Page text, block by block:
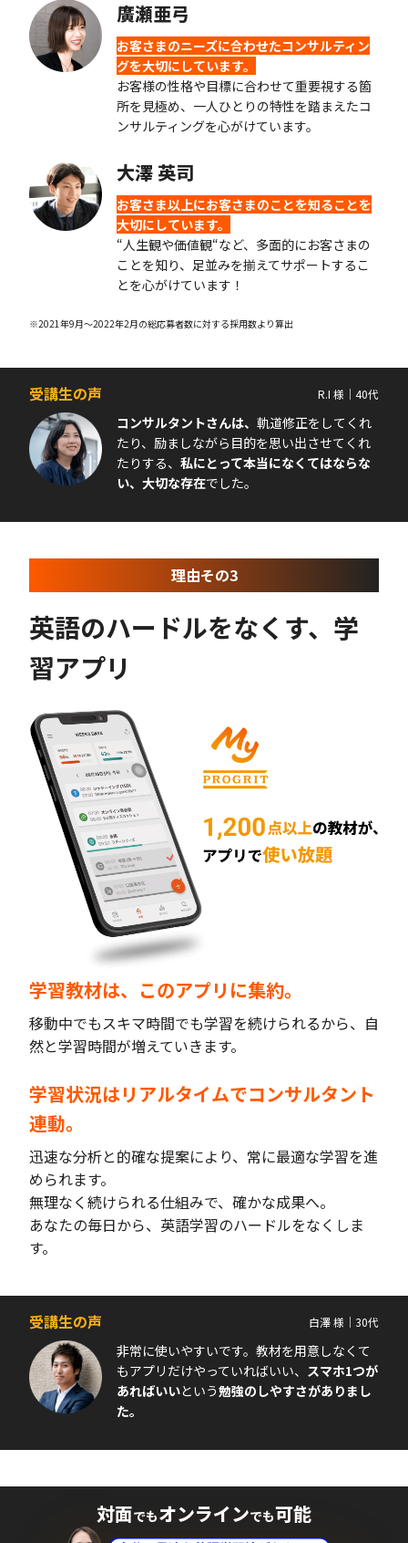
廣瀬亜弓
お客さまのニーズに合わせたコンサルティン
グを大切にしています。
お客様の性格や目標に合わせて重要視する箇
所を見極め、一人ひとりの特性を踏まえたコ
ンサルティングを心がけています。
大澤 英司
お客さま以上にお客さまのことを知ることを
大切にしています。
“人生観や価値観“など、多面的にお客さまの
ことを知り、足並みを揃えてサポートするこ
とを心がけています！
※2021年9月〜2022年2月の総応募者数に対する採用数より算出
受講生の声 R.I 様｜40代
コンサルタントさんは、 軌道修正をしてくれ
たり、励ましながら目的を思い出させてくれ
たりする、 私にとって本当になくてはならな
い、大切な存在でした。
理由その3
英語のハードルをなくす、学
習アプリ
学習教材は、このアプリに集約。
移動中でもスキマ時間でも学習を続けられるから、自
然と学習時間が増えていきます。
学習状況はリアルタイムでコンサルタント
連動。
迅速な分析と的確な提案により、常に最適な学習を進
められます。
無理なく続けられる仕組みで、確かな成果へ。
あなたの毎日から、英語学習のハードルをなくしま
す。
受講生の声 白澤 様｜30代
非常に使いやすいです。教材を用意しなくて
もアプリだけやっていればいい、 スマホ1つが
あればいいという勉強のしやすさがありまし
た。
対面でもオンラインでも可能